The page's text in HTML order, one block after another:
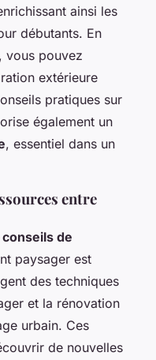
ainsi les
débutants. En
vous pouvez
extérieure
pratiques sur
également un
, essentiel dans un
entre
conseils de
paysager est
des techniques
et la rénovation
urbain. Ces
de nouvelles